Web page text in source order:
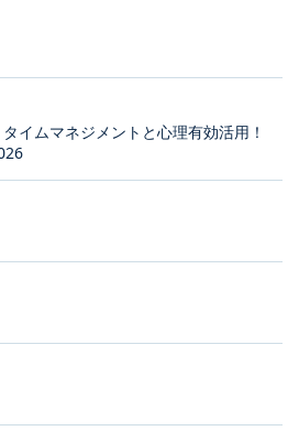
イムマネジメントと心理有効活用！